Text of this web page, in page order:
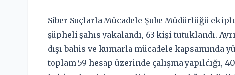
Siber Suçlarla Mücadele Şube Müdürlüğü
şüpheli şahıs yakalandı, 63 kişi tutuklandı.
dışı bahis ve kumarla mücadele
toplam 59 hesap üzerinde çalışma yapıldığı,